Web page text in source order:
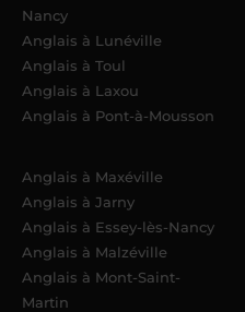
Nancy
Anglais à Lunéville
Anglais à Toul
Anglais à Laxou
Anglais à Pont-à-Mousson
Anglais à Maxéville
Anglais à Jarny
Anglais à Essey-lès-Nancy
Anglais à Malzéville
Anglais à Mont-Saint-
Martin